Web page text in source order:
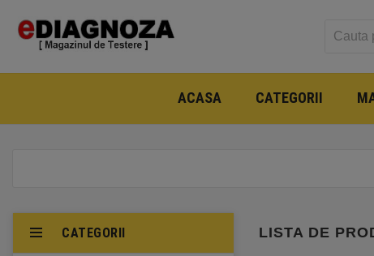
ACASA CATEGORII
CATEGORII LISTA DE